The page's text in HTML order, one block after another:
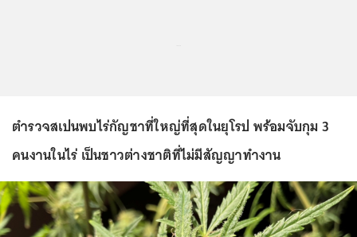
ตำรวจสเปนพบไร่กัญชาที่ใหญ่ที่สุดในยุโรป พร้อมจับกุม 3
คนงานในไร่ เป็นชาวต่างชาติที่ไม่มีสัญญาทำงาน